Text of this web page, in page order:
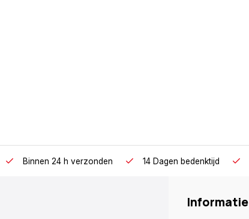
Binnen 24 h verzonden 14 Dagen bedenktijd
Informatie